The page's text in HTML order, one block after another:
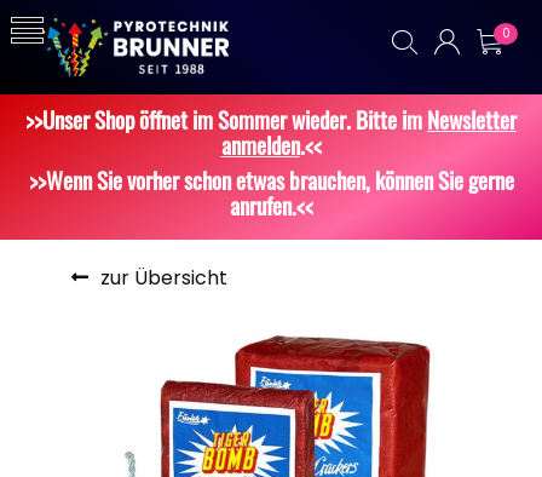
0
>>Unser Shop öffnet im Sommer wieder. Bitte imNewsletter
anmelden.<<
>>Wenn Sie vorher schon etwas brauchen, können Sie gerne
anrufen.<<
zur Übersicht